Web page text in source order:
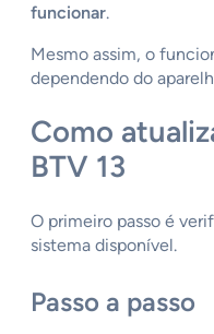
funcionar.
Mesmo assim, o
dependendo do
Como
BTV 13
O primeiro passo é
sistema disponível.
Passo a passo